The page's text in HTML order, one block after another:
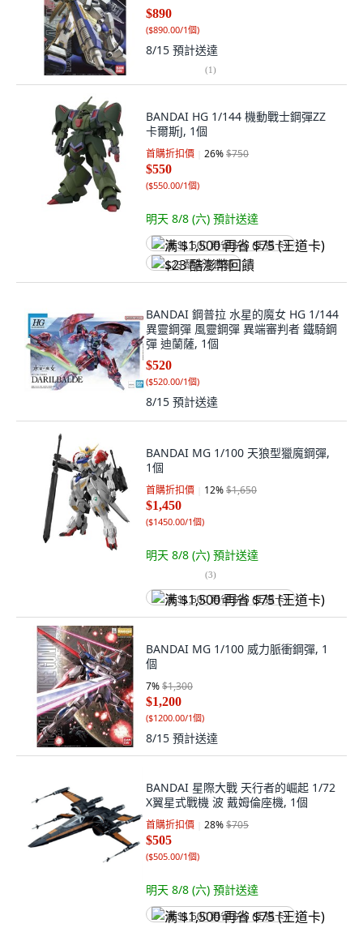
$890
($890.00/1個)
8/15 預計送達
(1)
BANDAI HG 1/144 機動戰士鋼彈ZZ
卡爾斯J, 1個
首購折扣價 26%$750
$550
($550.00/1個)
明天 8/8 (六) 預計送達
满 $1,500 再省 $75 (王道卡)
$23 酷澎幣回饋
BANDAI 鋼普拉 水星的魔女 HG 1/144
異靈鋼彈 風靈鋼彈 異端審判者 鐵騎鋼
彈 迪蘭薩, 1個
$520
($520.00/1個)
8/15 預計送達
BANDAI MG 1/100 天狼型獵魔鋼彈,
1個
首購折扣價 12%$1,650
$1,450
($1450.00/1個)
明天 8/8 (六) 預計送達
(3)
满 $1,500 再省 $75 (王道卡)
BANDAI MG 1/100 威力脈衝鋼彈, 1
個
7%$1,300
$1,200
($1200.00/1個)
8/15 預計送達
BANDAI 星際大戰 天行者的崛起 1/72
X翼星式戰機 波 戴姆倫座機, 1個
首購折扣價 28%$705
$505
($505.00/1個)
明天 8/8 (六) 預計送達
满 $1,500 再省 $75 (王道卡)